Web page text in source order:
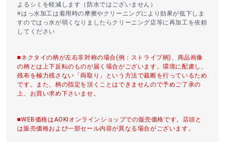
よるシミを軽減します（防水ではございません）
※はっ水加工は着用時の摩擦やクリーニングにより効果が低下しま
すのではっ水が弱くなりましたらクリーニング店等に再加工を依頼
してください
■ネクタイの柄が左右非対称の場合(例：ストライプ柄)、商品画像
の柄とは上下反転のものが届く場合がございます。環境に配慮し、
残布を極力残さない「両取り」という方法で裁断を行っているため
です。また、柄の指定を頂くことはできませんので予めご了承の
上、お買い求め下さいませ。
■WEB価格はAOKIオンラインショップでの販売価格です。店頭と
は販売価格および一部セール内容が異なる場合がございます。